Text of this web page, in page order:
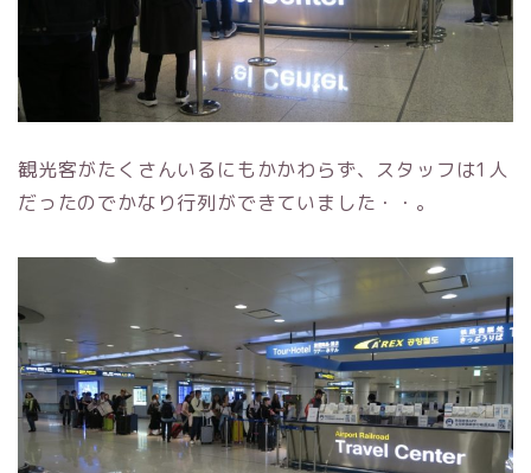
観光客がたくさんいるにもかかわらず、スタッフは1人
だったのでかなり行列ができていました・・。